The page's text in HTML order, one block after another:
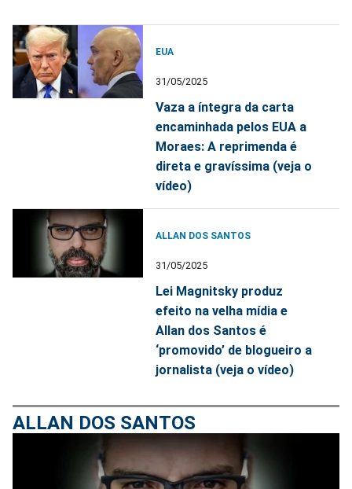
EUA
31/05/2025
Vaza a íntegra da carta
encaminhada pelos EUA a
Moraes: A reprimenda é
direta e gravíssima (veja o
vídeo)
ALLAN DOS SANTOS
31/05/2025
Lei Magnitsky produz
efeito na velha mídia e
Allan dos Santos é
‘promovido’ de blogueiro a
jornalista (veja o vídeo)
ALLAN DOS SANTOS